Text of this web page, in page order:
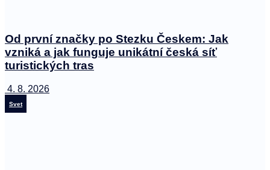
Od první značky po Stezku Českem: Jak
vzniká a jak funguje unikátní česká síť
turistických tras
4. 8. 2026
Svet